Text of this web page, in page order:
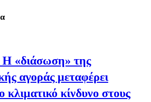
Η «διάσωση» της
αγοράς μεταφέρει
κλιματικό κίνδυνο στους